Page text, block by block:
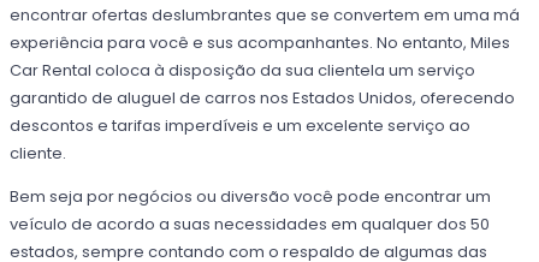
encontrar ofertas deslumbrantes que se convertem em uma má
experiência para você e sus acompanhantes. No entanto, Miles
Car Rental coloca à disposição da sua clientela um serviço
garantido de aluguel de carros nos Estados Unidos, oferecendo
descontos e tarifas imperdíveis e um excelente serviço ao
cliente.
Bem seja por negócios ou diversão você pode encontrar um
veículo de acordo a suas necessidades em qualquer dos 50
estados, sempre contando com o respaldo de algumas das